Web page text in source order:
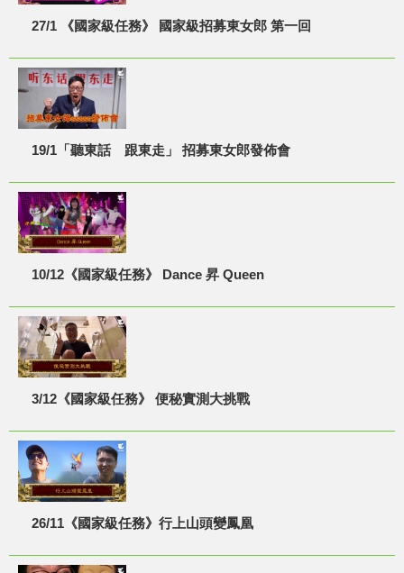
27/1 《國家級任務》 國家級招募東女郎 第一回
19/1「聽東話 跟東走」 招募東女郎發佈會
10/12《國家級任務》 Dance 昇 Queen
3/12《國家級任務》 便秘實測大挑戰
26/11《國家級任務》行上山頭變鳳凰